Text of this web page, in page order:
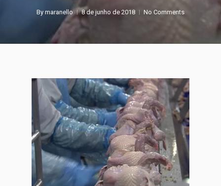
By maranello 8 de junho de 2018 No Comments